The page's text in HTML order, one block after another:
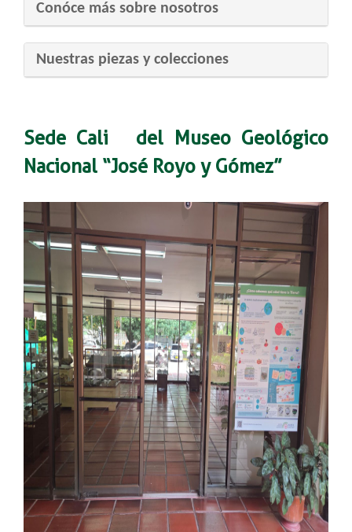
​Conóce más sobre nosotros
​Nuestras pi​ezas y colecciones
Sede Cali del Museo Geológico
Nacional “José Royo y Gómez”